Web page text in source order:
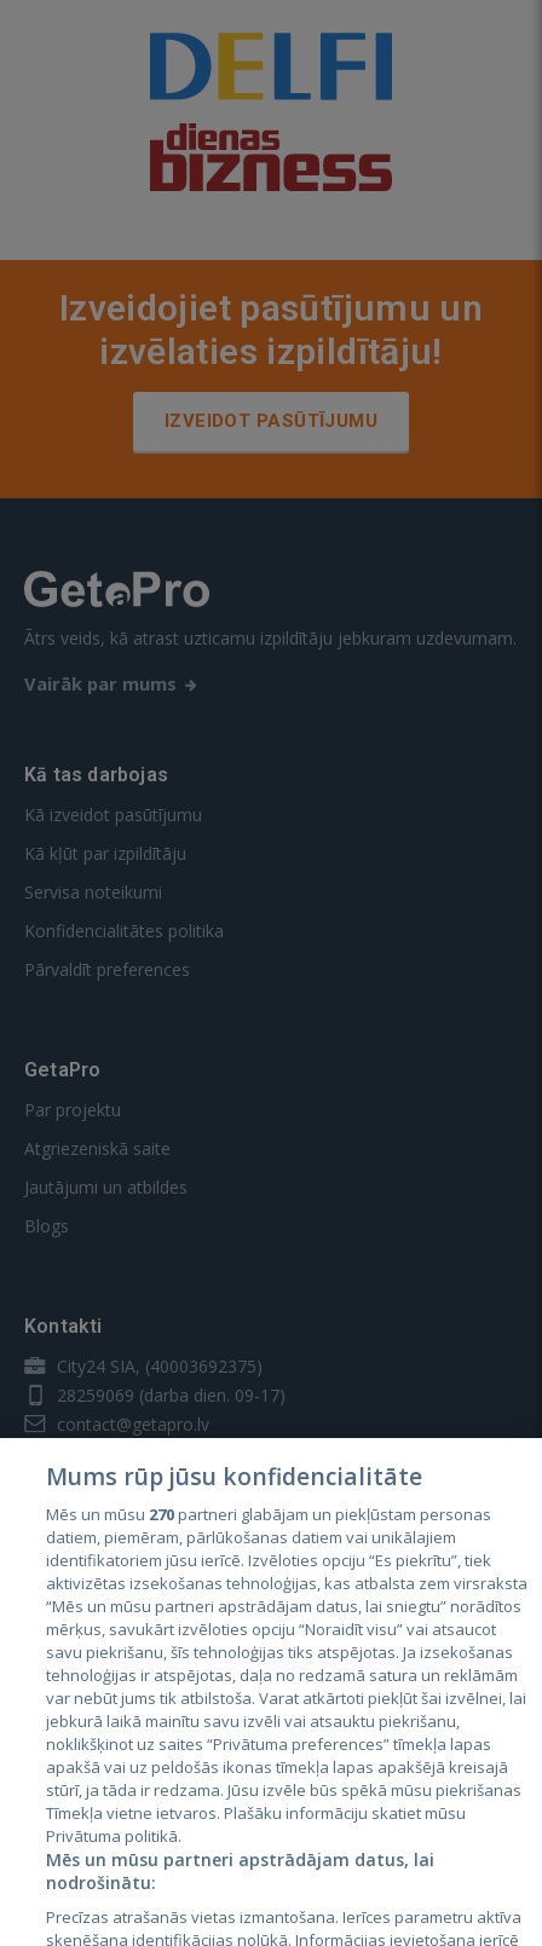
Izveidojiet pasūtījumu un
izvēlaties izpildītāju!
IZVEIDOT PASŪTĪJUMU
Ātrs veids, kā atrast uzticamu izpildītāju jebkuram uzdevumam.
Vairāk par mums
Kā tas darbojas
Kā izveidot pasūtījumu
Kā kļūt par izpildītāju
Servisa noteikumi
Konfidencialitātes politika
Pārvaldīt preferences
GetaPro
Par projektu
Atgriezeniskā saite
Jautājumi un atbildes
Blogs
Kontakti
City24 SIA, (40003692375)
28259069 (darba dien. 09-17)
contact@getapro.lv
Valstis
Igaunija
Latvija
Lietuva
City24.lv
City24.ee
CVbankas.lt
Kainos.lt
Mums rūp jūsu konfidencialitāte
Mēs un mūsu 270partneri glabājam un piekļūstam personas
datiem, piemēram, pārlūkošanas datiem vai unikālajiem
identifikatoriem jūsu ierīcē. Izvēloties opciju “Es piekrītu”, tiek
aktivizētas izsekošanas tehnoloģijas, kas atbalsta zem virsraksta
“Mēs un mūsu partneri apstrādājam datus, lai sniegtu” norādītos
mērķus, savukārt izvēloties opciju “Noraidīt visu” vai atsaucot
savu piekrišanu, šīs tehnoloģijas tiks atspējotas. Ja izsekošanas
tehnoloģijas ir atspējotas, daļa no redzamā satura un reklāmām
var nebūt jums tik atbilstoša. Varat atkārtoti piekļūt šai izvēlnei, lai
jebkurā laikā mainītu savu izvēli vai atsauktu piekrišanu,
noklikšķinot uz saites “Privātuma preferences” tīmekļa lapas
apakšā vai uz peldošās ikonas tīmekļa lapas apakšējā kreisajā
stūrī, ja tāda ir redzama. Jūsu izvēle būs spēkā mūsu piekrišanas
Tīmekļa vietne ietvaros. Plašāku informāciju skatiet mūsu
Privātuma politikā.
Mēs un mūsu partneri apstrādājam datus, lai
nodrošinātu:
Precīzas atrašanās vietas izmantošana. Ierīces parametru aktīva
skenēšana identifikācijas nolūkā. Informācijas ievietošana ierīcē